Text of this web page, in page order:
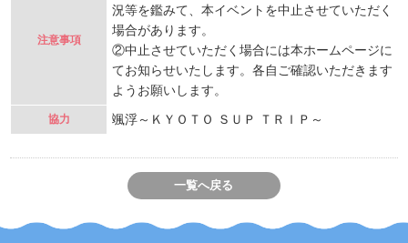
注意事項
況等を鑑みて、本イベントを中止させていただく
場合があります。
②中止させていただく場合には本ホームページに
てお知らせいたします。各自ご確認いただきます
ようお願いします。
協力 颯浮～ＫＹＯＴＯ ＳＵＰ ＴＲＩＰ～
一覧へ戻る